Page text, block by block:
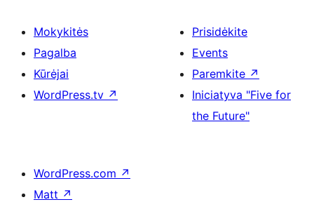
Mokykitės
Pagalba
Kūrėjai
WordPress.tv ↗
Prisidėkite
Events
Paremkite ↗
Iniciatyva "Five for
the Future"
WordPress.com ↗
Matt ↗